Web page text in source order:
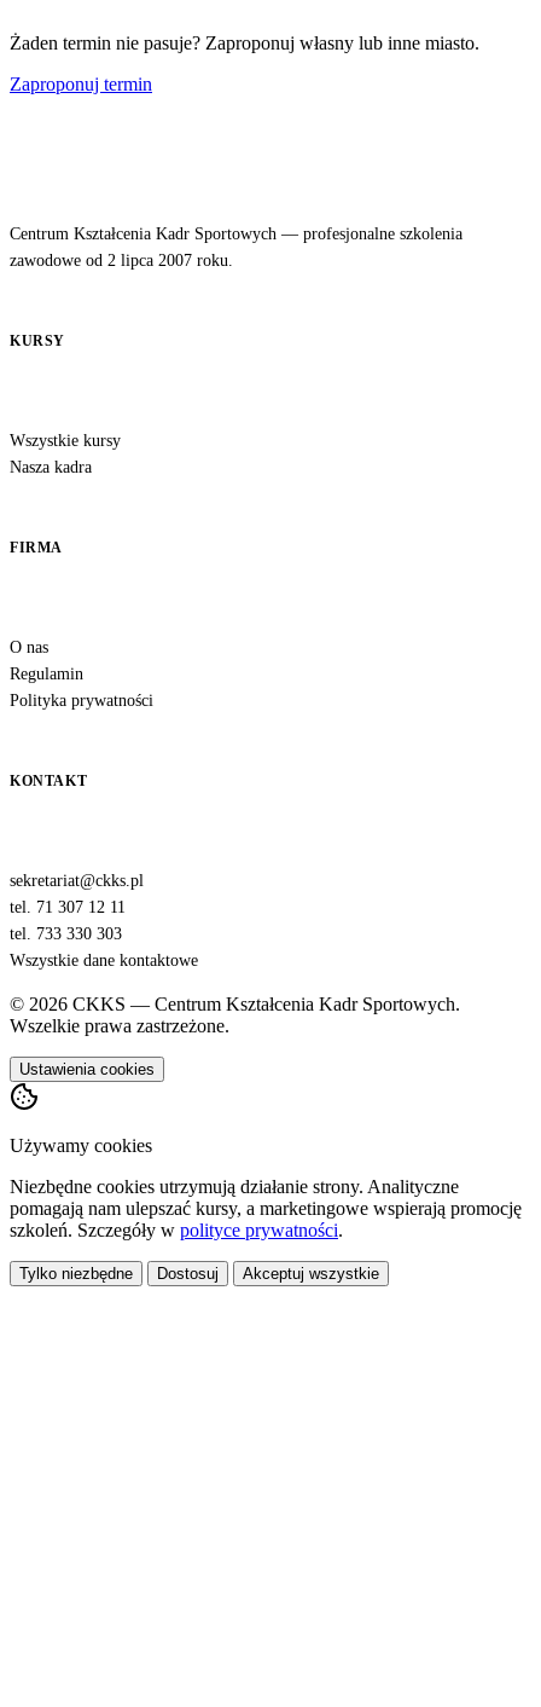
Żaden termin nie pasuje? Zaproponuj własny lub inne miasto.
Zaproponuj termin
Centrum Kształcenia Kadr Sportowych — profesjonalne szkolenia
zawodowe od 2 lipca 2007 roku.
KURSY
Wszystkie kursy
Nasza kadra
FIRMA
O nas
Regulamin
Polityka prywatności
KONTAKT
sekretariat@ckks.pl
tel. 71 307 12 11
tel. 733 330 303
Wszystkie dane kontaktowe
© 2026 CKKS — Centrum Kształcenia Kadr Sportowych.
Wszelkie prawa zastrzeżone.
Ustawienia cookies
Używamy cookies
Niezbędne cookies utrzymują działanie strony. Analityczne
pomagają nam ulepszać kursy, a marketingowe wspierają promocję
szkoleń. Szczegóły w polityce prywatności.
Tylko niezbędne Dostosuj Akceptuj wszystkie